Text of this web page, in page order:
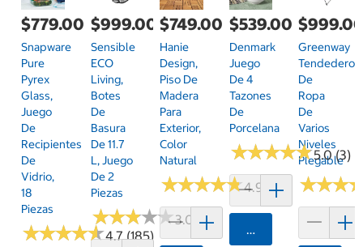
$779.00
Snapware
Pure
Pyrex
Glass,
Juego
De
Recipientes
De
Vidrio,
18
Piezas
★★★★★
★★★★★4.7 (185)
$999.00
Sensible
ECO
Living,
Botes
De
Basura
De 11.7
L, Juego
De 2
Piezas
★★★★★
★★★★★3.0 (1)
$749.00
Hanie
Design,
Piso De
Madera
Para
Exterior,
Color
Natural
★★★★★
★★★★★4.9 (26)
$539.00
Denmark
Juego
De 4
Tazones
De
Porcelana
★★★★★
★★★★★5.0 (3)
Agregar
Greenway
Tendedero
De
Ropa
De
Varios
Niveles
Plegable
★★★
★★★